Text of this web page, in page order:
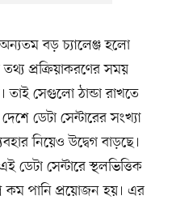
অন্যতম বড় চ্যালেঞ্জ হলো
প্রক্রিয়াকরণের সময়
তাই সেগুলো ঠান্ডা রাখতে
ডেটা সেন্টারের সংখ্যা
নিয়েও উদ্বেগ বাড়ছে।
ডেটা সেন্টারে স্থলভিত্তিক
কম পানি প্রয়োজন হয়। এর